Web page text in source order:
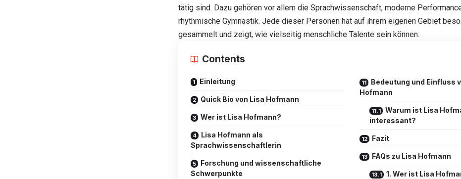
tätig sind. Dazu gehören vor allem die Sprachwissenschaft, moderne
rhythmische Gymnastik. Jede dieser Personen hat auf ihrem eigenen Gebiet
gesammelt und zeigt, wie vielseitig menschliche Talente sein können.
Contents
Einleitung
Quick Bio von Lisa Hofmann
Wer ist Lisa Hofmann?
Lisa Hofmann als
Sprachwissenschaftlerin
Forschung und wissenschaftliche
Schwerpunkte
Bedeutung und Einfluss
Hofmann
Warum ist Lisa
interessant?
Fazit
FAQs zu Lisa Hofmann
1. Wer ist Lisa